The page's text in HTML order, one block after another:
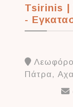
Πάτρα,
Tsirinis |
-